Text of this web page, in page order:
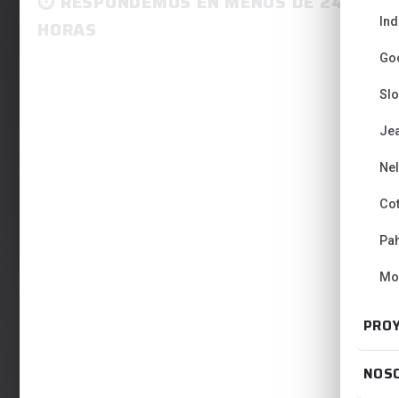
HORAS